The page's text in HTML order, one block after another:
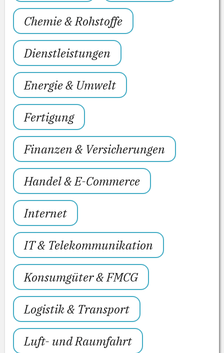
Chemie & Rohstoffe
Dienstleistungen
Energie & Umwelt
Fertigung
Finanzen & Versicherungen
Handel & E-Commerce
Internet
IT & Telekommunikation
Konsumgüter & FMCG
Logistik & Transport
Luft- und Raumfahrt